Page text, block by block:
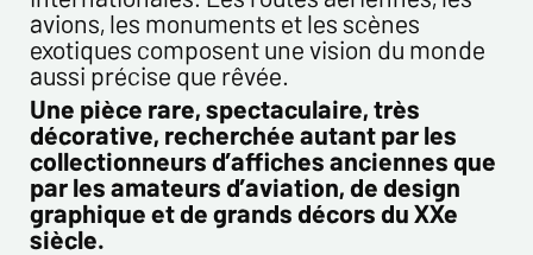
avions, les monuments et les scènes
exotiques composent une vision du monde
aussi précise que rêvée.
Une pièce rare, spectaculaire, très
décorative, recherchée autant par les
collectionneurs d’affiches anciennes que
par les amateurs d’aviation, de design
graphique et de grands décors du XXe
siècle.